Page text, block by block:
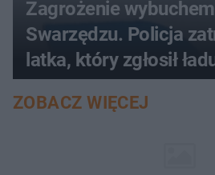
Zagrożenie
Swarzędzu. Policja
latka, który zgłosił
aucie
ZOBACZ WIĘCEJ